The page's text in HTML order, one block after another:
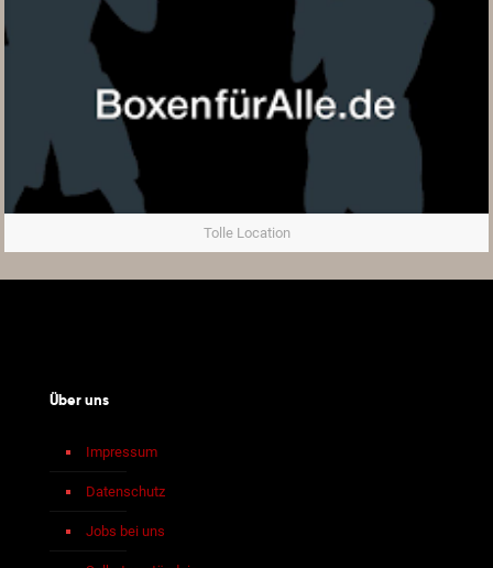
Tolle Location
Über uns
Impressum
Datenschutz
Jobs bei uns